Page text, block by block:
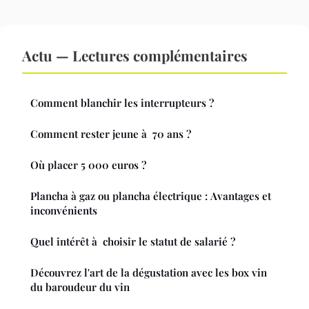
Actu — Lectures complémentaires
Comment blanchir les interrupteurs ?
Comment rester jeune à 70 ans ?
Où placer 5 000 euros ?
Plancha à gaz ou plancha électrique : Avantages et
inconvénients
Quel intérêt à choisir le statut de salarié ?
Découvrez l'art de la dégustation avec les box vin
du baroudeur du vin